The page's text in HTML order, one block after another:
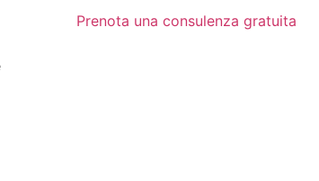
Prenota una consulenza gratuita